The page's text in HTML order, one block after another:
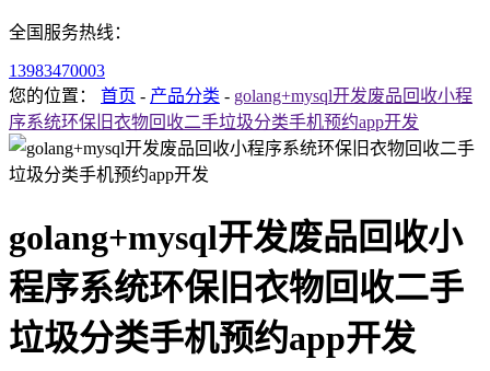
全国服务热线：
13983470003
您的位置：
首页 - 产品分类 - golang+mysql开发废品回收小程
序系统环保旧衣物回收二手垃圾分类手机预约app开发
golang+mysql开发废品回收小
程序系统环保旧衣物回收二手
垃圾分类手机预约app开发